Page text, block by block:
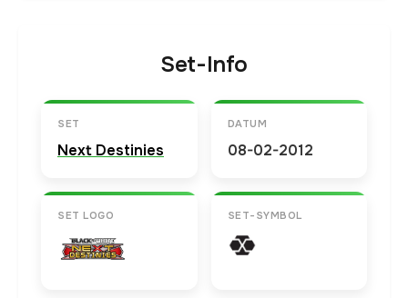
Set-Info
SET
Next Destinies
DATUM
08-02-2012
SET LOGO SET-SYMBOL